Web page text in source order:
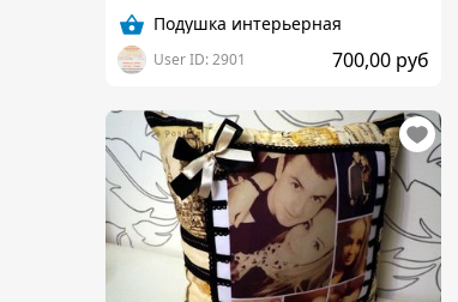
Подушка интерьерная
User ID: 2901 700,00 руб